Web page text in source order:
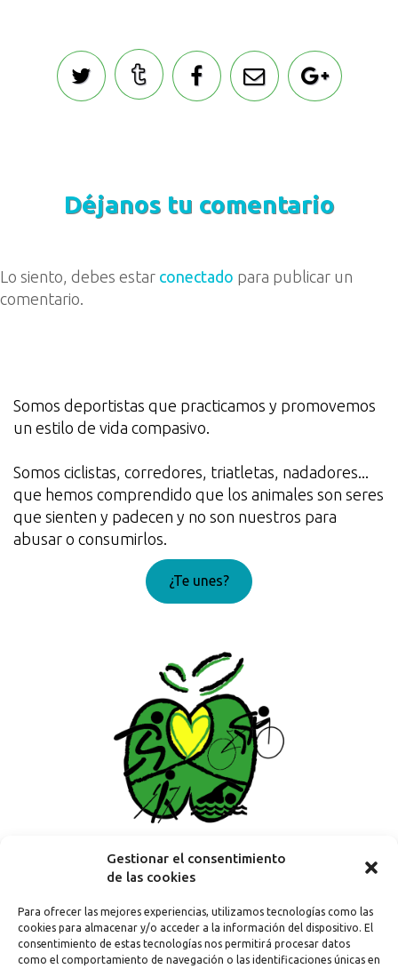
Gestionar el consentimiento
de las cookies
Para ofrecer las mejores experiencias, utilizamos tecnologías como las
cookies para almacenar y/o acceder a la información del dispositivo. El
consentimiento de estas tecnologías nos permitirá procesar datos
como el comportamiento de navegación o las identificaciones únicas en
Déjanos tu comentario
Lo siento, debes estar conectado para publicar un
comentario.
Somos deportistas que practicamos y promovemos
un estilo de vida compasivo.
Somos ciclistas, corredores, triatletas, nadadores...
que hemos comprendido que los animales son seres
que sienten y padecen y no son nuestros para
abusar o consumirlos.
¿Te unes?
uniondeportivavegana@gmail.com